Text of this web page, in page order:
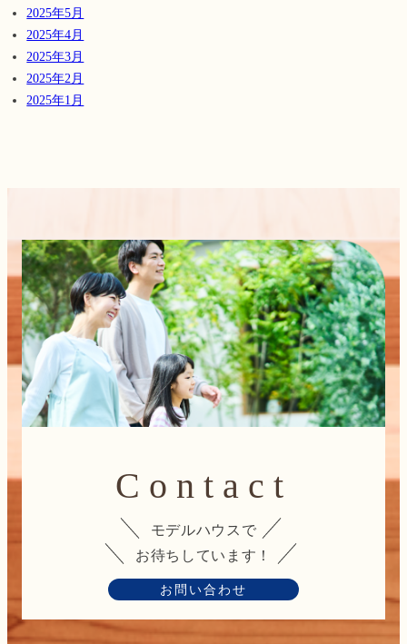
2025年5月
2025年4月
2025年3月
2025年2月
2025年1月
Contact
モデルハウスで
お待ちしています！
お問い合わせ